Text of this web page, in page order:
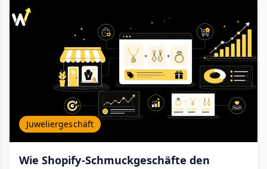
Juweliergeschäft
Wie Shopify-Schmuckgeschäfte den